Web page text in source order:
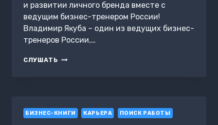
и развитии личного бренда вместе с
ведущим бизнес-тренером России!
Владимир Якуба – один из ведущих бизнес-
тренеров России,…
СЛУШАТЬ Я-
ПРЕДПРИНИМАТЕЛЕЙ
БИЗНЕС-КНИГИ КАРЬЕРА ПОИСК РАБОТЫ